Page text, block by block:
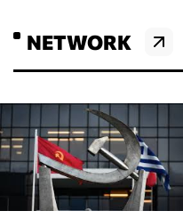
NETWORK